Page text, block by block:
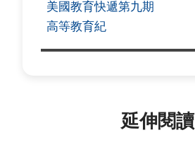
美國教育快遞第九期
高等教育紀
延伸閱讀